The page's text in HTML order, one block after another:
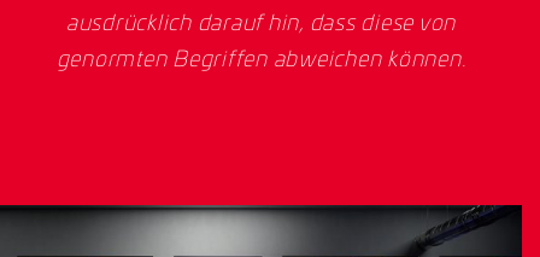
ausdrücklich darauf hin, dass diese von
genormten Begriffen abweichen können.